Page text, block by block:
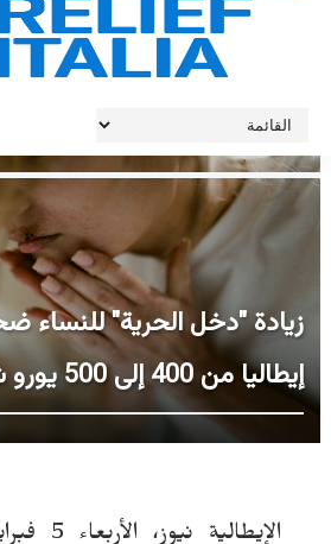
زيادة "دخل الحرية" للنساء
إيطاليا من 400 إلى 500 يورو شهريًا
الإيطالية نيوز، الأربعاء 5 فبراير 2025 -